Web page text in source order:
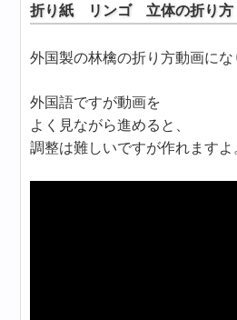
折り紙 リンゴ 立体の折り
外国製の林檎の折り方動画にな
外国語ですが動画を
よく見ながら進めると、
調整は難しいですが作れますよ